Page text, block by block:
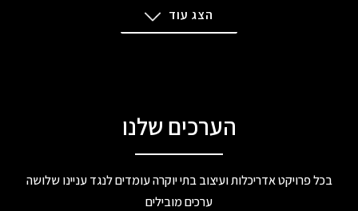
הצג עוד
הערכים שלנו
בכל פרויקט אדריכלות ועיצוב בתי יוקרה עומדים לנגד עניינו שלושה
ערכים מובילים